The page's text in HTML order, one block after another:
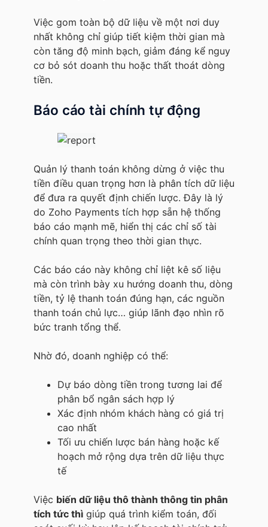
Việc gom toàn bộ dữ liệu về một nơi duy
nhất không chỉ giúp tiết kiệm thời gian mà
còn tăng độ minh bạch, giảm đáng kể nguy
cơ bỏ sót doanh thu hoặc thất thoát dòng
tiền.
Báo cáo tài chính tự động
Quản lý thanh toán không dừng ở việc thu
tiền điều quan trọng hơn là phân tích dữ liệu
để đưa ra quyết định chiến lược. Đây là lý
do Zoho Payments tích hợp sẵn hệ thống
báo cáo mạnh mẽ, hiển thị các chỉ số tài
chính quan trọng theo thời gian thực.
Các báo cáo này không chỉ liệt kê số liệu
mà còn trình bày xu hướng doanh thu, dòng
tiền, tỷ lệ thanh toán đúng hạn, các nguồn
thanh toán chủ lực… giúp lãnh đạo nhìn rõ
bức tranh tổng thể.
Nhờ đó, doanh nghiệp có thể:
Dự báo dòng tiền trong tương lai để
phân bổ ngân sách hợp lý
Xác định nhóm khách hàng có giá trị
cao nhất
Tối ưu chiến lược bán hàng hoặc kế
hoạch mở rộng dựa trên dữ liệu thực
tế
Việc biến dữ liệu thô thành thông tin phân
tích tức thì giúp quá trình kiểm toán, đối